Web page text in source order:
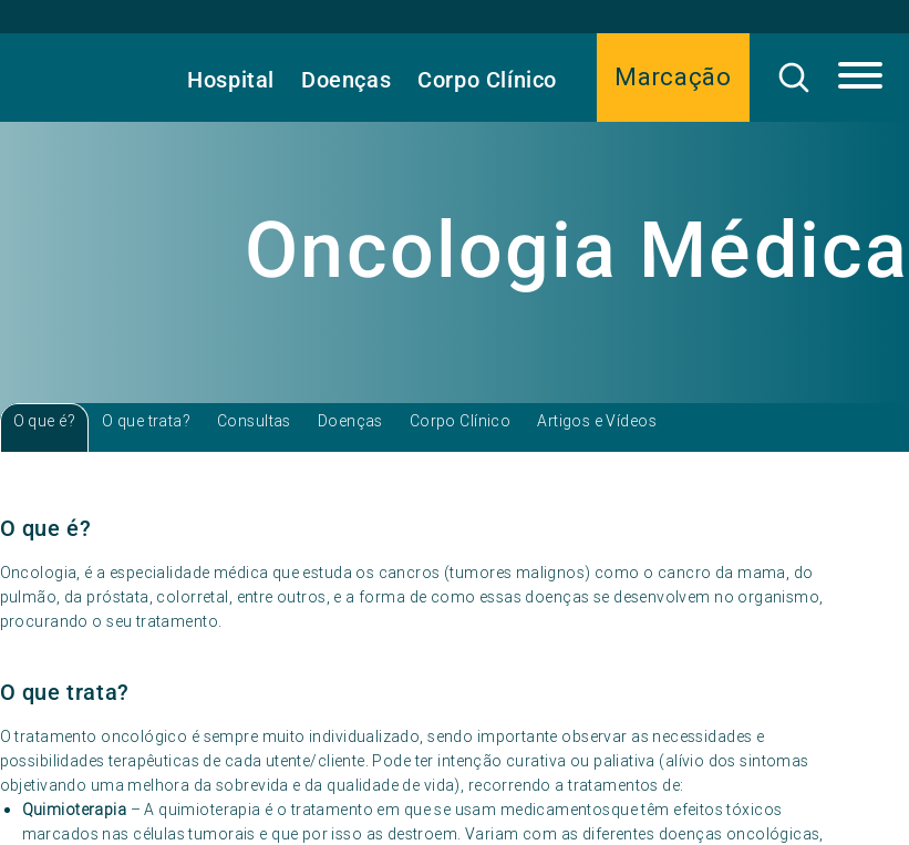
Marcação
Hospital Doenças Corpo Clínico
Oncologia Médica
O que é? O que trata? Consultas Doenças Corpo Clínico Artigos e Vídeos
O que é?
Oncologia, é a especialidade médica que estuda os cancros (tumores malignos) como o cancro da mama, do
pulmão, da próstata, colorretal, entre outros, e a forma de como essas doenças se desenvolvem no organismo,
procurando o seu tratamento.
O que trata?
O tratamento oncológico é sempre muito individualizado, sendo importante observar as necessidades e
possibilidades terapêuticas de cada utente/cliente. Pode ter intenção curativa ou paliativa (alívio dos sintomas
objetivando uma melhora da sobrevida e da qualidade de vida), recorrendo a tratamentos de:
Quimioterapia – A quimioterapia é o tratamento em que se usam medicamentosque têm efeitos tóxicos
marcados nas células tumorais e que por isso as destroem. Variam com as diferentes doenças oncológicas,